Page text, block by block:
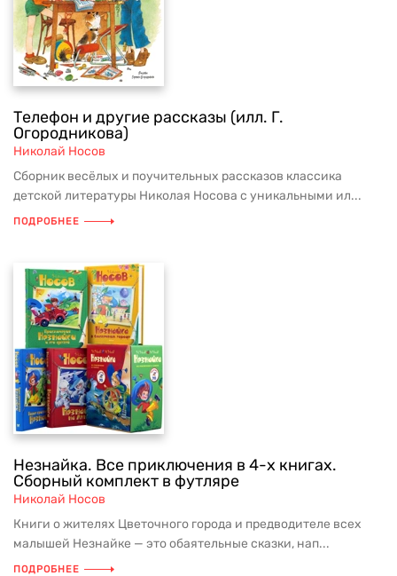
Телефон и другие рассказы (илл. Г.
Огородникова)
Николай Носов
Сборник весёлых и поучительных рассказов классика
детской литературы Николая Носова с уникальными ил...
ПОДРОБНЕЕ
Незнайка. Все приключения в 4-х книгах.
Сборный комплект в футляре
Николай Носов
Книги о жителях Цветочного города и предводителе всех
малышей Незнайке — это обаятельные сказки, нап...
ПОДРОБНЕЕ